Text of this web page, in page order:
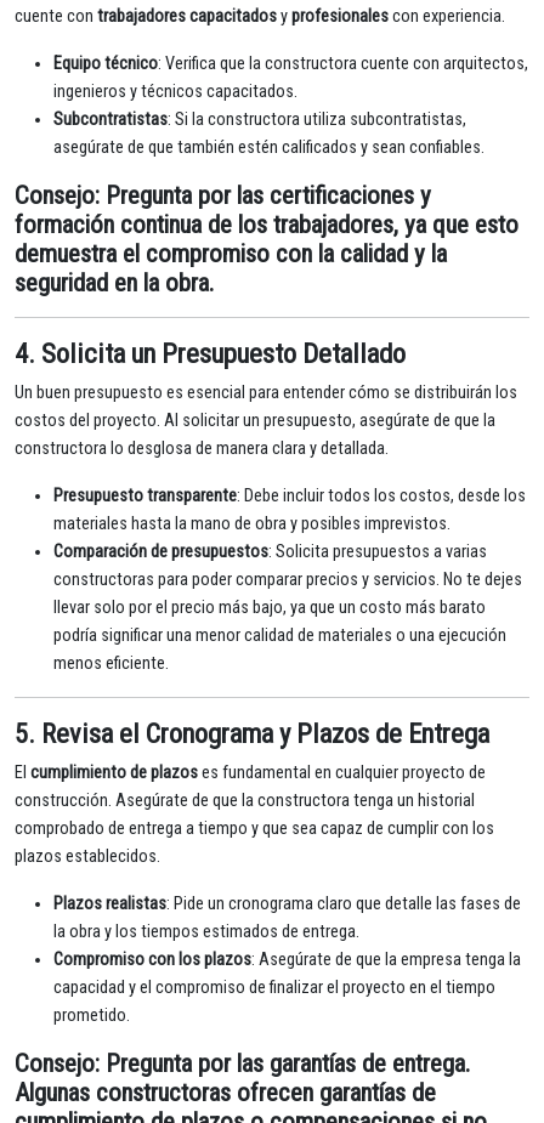
cuente con trabajadores capacitadosyprofesionalescon experiencia.
Equipo técnico: Verifica que la constructora cuente con arquitectos,
ingenieros y técnicos capacitados.
Subcontratistas: Si la constructora utiliza subcontratistas,
asegúrate de que también estén calificados y sean confiables.
Consejo: Pregunta por las certificaciones y
formación continua de los trabajadores, ya que esto
demuestra el compromiso con la calidad y la
seguridad en la obra.
4. Solicita un Presupuesto Detallado
Un buen presupuesto es esencial para entender cómo se distribuirán los
costos del proyecto. Al solicitar un presupuesto, asegúrate de que la
constructora lo desglosa de manera clara y detallada.
Presupuesto transparente: Debe incluir todos los costos, desde los
materiales hasta la mano de obra y posibles imprevistos.
Comparación de presupuestos: Solicita presupuestos a varias
constructoras para poder comparar precios y servicios. No te dejes
llevar solo por el precio más bajo, ya que un costo más barato
podría significar una menor calidad de materiales o una ejecución
menos eficiente.
5. Revisa el Cronograma y Plazos de Entrega
El cumplimiento de plazoses fundamental en cualquier proyecto de
construcción. Asegúrate de que la constructora tenga un historial
comprobado de entrega a tiempo y que sea capaz de cumplir con los
plazos establecidos.
Plazos realistas: Pide un cronograma claro que detalle las fases de
la obra y los tiempos estimados de entrega.
Compromiso con los plazos: Asegúrate de que la empresa tenga la
capacidad y el compromiso de finalizar el proyecto en el tiempo
prometido.
Consejo: Pregunta por las garantías de entrega.
Algunas constructoras ofrecen garantías de